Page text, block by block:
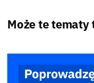
Może te tematy